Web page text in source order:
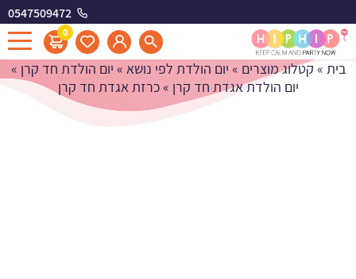
0547509472
0
כרזת אגדת חד קרן
בית » קטלוג מוצרים » יום הולדת לפי נושא » יום הולדת חד קרן »
יום הולדת אגדת חד קרן »כרזת אגדת חד קרן